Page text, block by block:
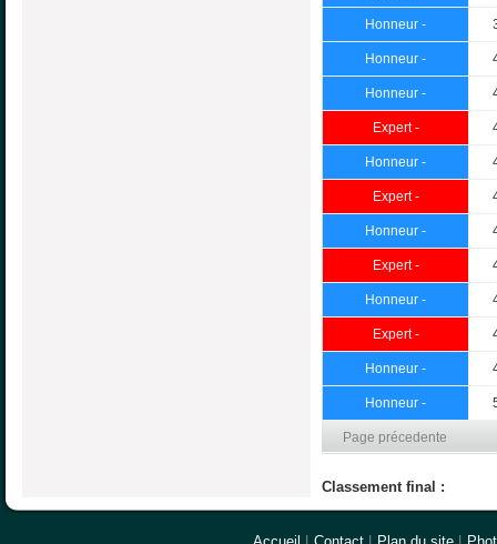
Honneur -
Honneur -
Honneur -
Expert -
Honneur -
Expert -
Honneur -
Expert -
Honneur -
Expert -
Honneur -
Honneur -
Page précedente
Classement final :